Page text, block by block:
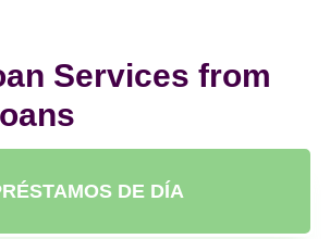
Services from
DE DÍA